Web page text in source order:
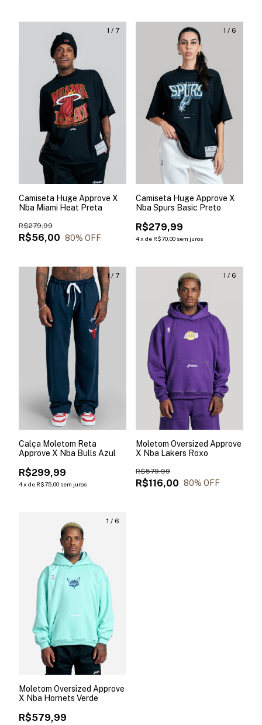
1 / 7
Camiseta Huge Approve X
Nba Miami Heat Preta
R$56,00
R$279,99
80% OFF
1 / 6
Camiseta Huge Approve X
Nba Spurs Basic Preto
R$279,99
4x de R$70,00 sem juros
1/ 7
Calça Moletom Reta
Approve X Nba Bulls Azul
R$299,99
4x de R$75,00 sem juros
1 / 6
Moletom Oversized Approve
X Nba Lakers Roxo
R$116,00
R$579,99
80% OFF
1 / 6
Moletom Oversized Approve
X Nba Hornets Verde
R$579,99